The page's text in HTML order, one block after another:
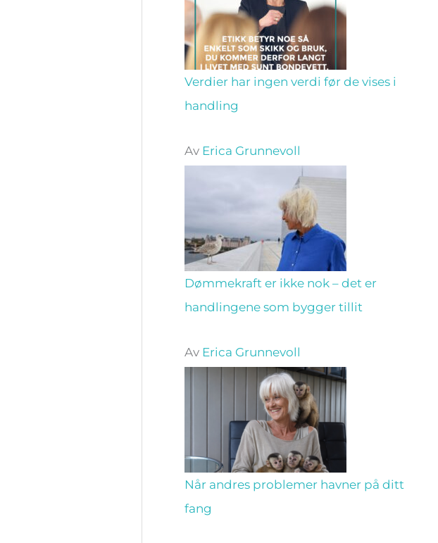
Verdier har ingen verdi før de vises i
handling
Av Erica Grunnevoll
Dømmekraft er ikke nok – det er
handlingene som bygger tillit
Av Erica Grunnevoll
Når andres problemer havner på ditt
fang